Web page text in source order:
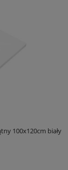
100x120cm biały